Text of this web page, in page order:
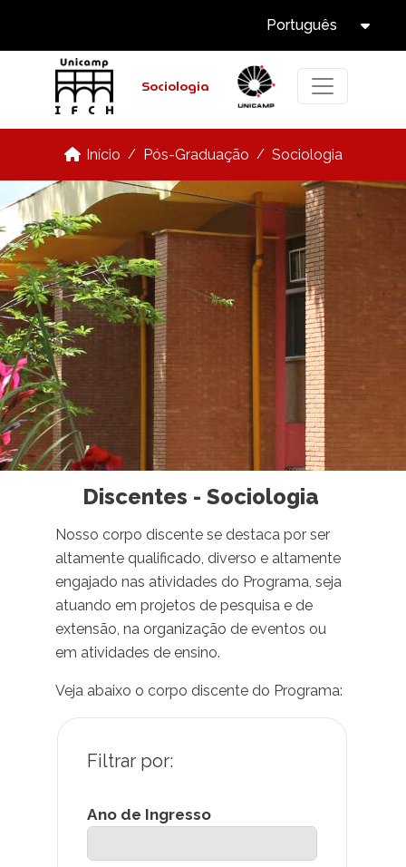
Select
Português
Sociologia
Início Pós-Graduação Sociologia
Discentes - Sociologia
Nosso corpo discente se destaca por ser
altamente qualificado, diverso e altamente
engajado nas atividades do Programa, seja
atuando em projetos de pesquisa e de
extensão, na organização de eventos ou
em atividades de ensino.
Veja abaixo o corpo discente do Programa:
Ano de Ingresso